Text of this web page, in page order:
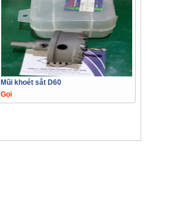
Mũi khoét sắt D60
Gọi